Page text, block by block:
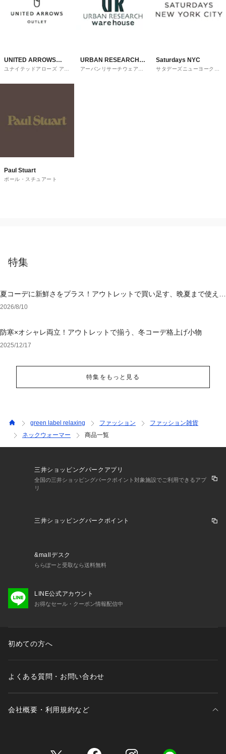
UNITED ARROWS
OUTLET
ユナイテッドアローズ アウ
URBAN RESEARCH
ware house
アーバンリサーチウェアハ
Saturdays NYC
サタデーズニューヨークシ
Paul Stuart
ポール・スチュアート
特集
夏コーデに新鮮さをプラス！アウトレットで買い足す、晩夏まで使える
アイテム
2026/8/10
防寒×オシャレ両立！アウトレットで揃う、冬コーデ格上げ小物
2025/12/17
特集をもっと見る
green label relaxing ファッション
ファッション雑貨
ネックウォーマー
商品一覧
三井ショッピングパークアプリ
全国の三井ショッピングパークポイント対象施設でご利用できるアプ
リ
三井ショッピングパークポイント
&mallデスク
ららぽーと受取なら送料無料
LINE公式アカウント
お得なセール・クーポン情報配信中
初めての方へ
よくある質問・お問い合わせ
会社概要・利用規約など